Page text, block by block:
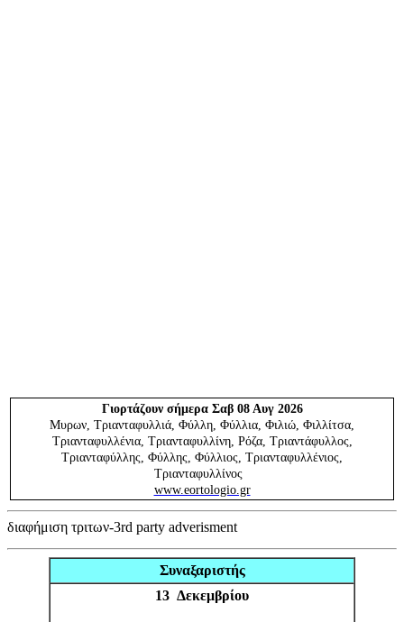
Γιορτάζουν σήμερα Σαβ 08 Αυγ 2026
Μυρων, Τριανταφυλλιά, Φύλλη, Φύλλια, Φιλιώ, Φιλλίτσα,
Τριανταφυλλένια, Τριανταφυλλίνη, Ρόζα, Τριαντάφυλλος,
Τριανταφύλλης, Φύλλης, Φύλλιος, Τριανταφυλλένιος,
Τριανταφυλλίνος
www.eortologio.gr
διαφήμιση τριτων-3rd party adverisment
Συναξαριστής
13 Δεκεμβρίου